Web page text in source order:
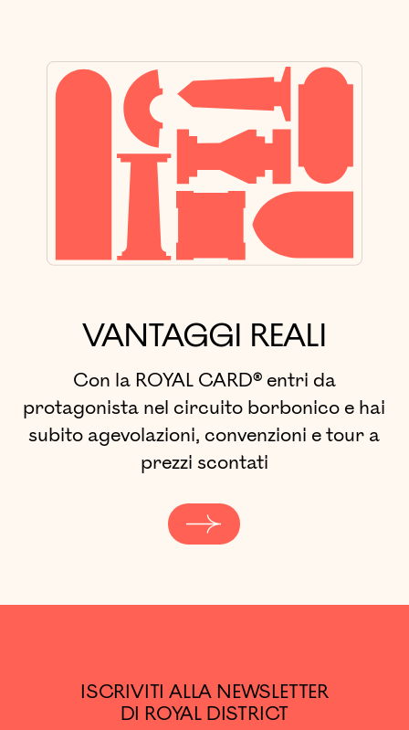
VANTAGGI REALI
Con la ROYAL CARD® entri da
protagonista nel circuito borbonico e hai
subito agevolazioni, convenzioni e tour a
prezzi scontati
ISCRIVITI ALLA NEWSLETTER
DI ROYAL DISTRICT